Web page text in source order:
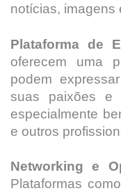
notícias, imagens
Plataforma de
oferecem uma
podem
suas paixões e
especialmente
e outros
Networking e
Plataformas